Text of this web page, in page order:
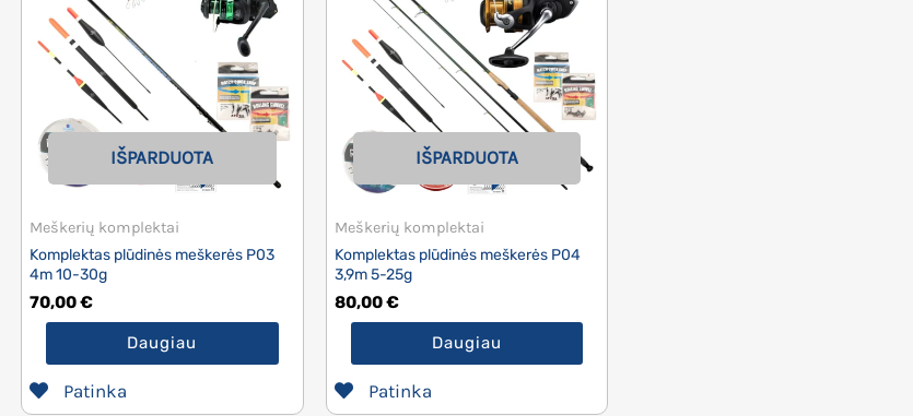
IŠPARDUOTA
Meškerių komplektai
Komplektas plūdinės meškerės P03
4m 10-30g
70,00€
Daugiau
Patinka
IŠPARDUOTA
Meškerių komplektai
Komplektas plūdinės meškerės P04
3,9m 5-25g
80,00€
Daugiau
Patinka